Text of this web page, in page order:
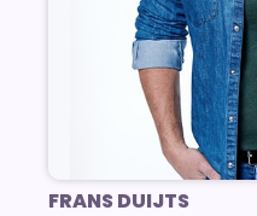
FRANS DUIJTS